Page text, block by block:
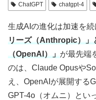
ChatGPT chatgpt-4
生成AIの進化は加速を
リーズ（Anthropic）」
（OpenAI）」 が最先端
のは、Claude Opusや
え、OpenAIが展開する
GPT-4o（オムニ）とい